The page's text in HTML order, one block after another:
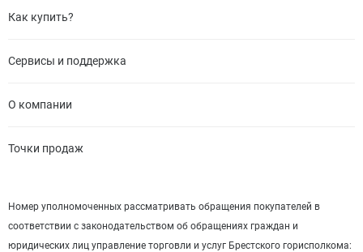
Как купить?
Сервисы и поддержка
О компании
Точки продаж
Номер уполномоченных рассматривать обращения покупателей в
соответствии с законодательством об обращениях граждан и
юридических лиц управление торговли и услуг Брестского горисполкома: